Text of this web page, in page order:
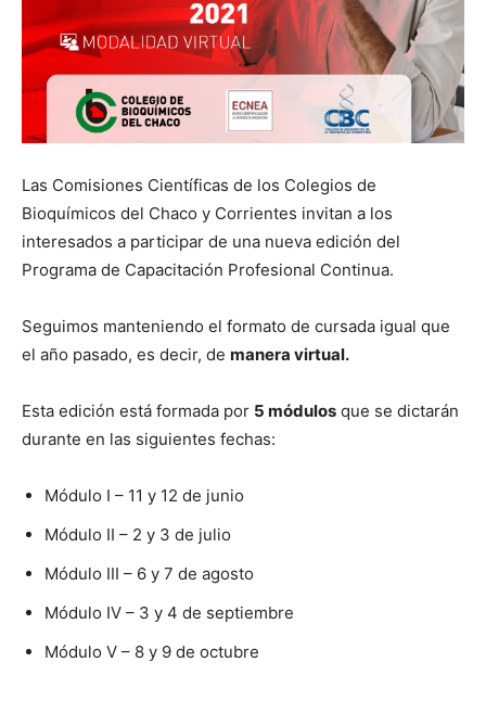
Las Comisiones Científicas de los Colegios de
Bioquímicos del Chaco y Corrientes invitan a los
interesados a participar de una nueva edición del
Programa de Capacitación Profesional Continua.⁣
Seguimos manteniendo el formato de cursada igual que
el año pasado, es decir, de manera virtual.⁣
Esta edición está formada por 5 módulos que se dictarán
durante en las siguientes fechas:⁣
Módulo I – 11 y 12 de junio⁣
Módulo II – 2 y 3 de julio⁣
Módulo III – 6 y 7 de agosto⁣
Módulo IV – 3 y 4 de septiembre ⁣
Módulo V – 8 y 9 de octubre⁣